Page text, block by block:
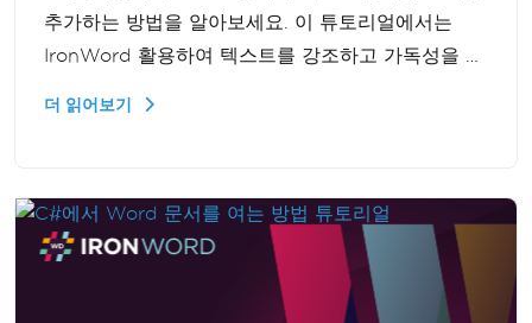
추가하는 방법을 알아보세요. 이 튜토리얼에서는
IronWord 활용하여 텍스트를 강조하고 가독성을 높
더 읽어보기